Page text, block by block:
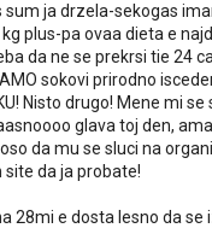
sum ja drzela-sekogas
plus-pa ovaa dieta e
da ne se prekrsi tie 24
sokovi prirodno
Nisto drugo! Mene mi
glava toj den,
da mu se sluci na
da ja probate!
28mi e dosta lesno da